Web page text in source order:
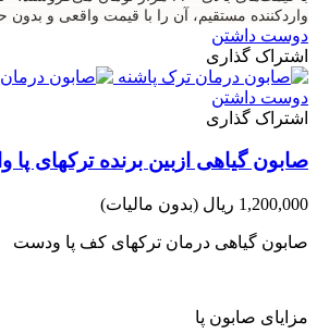
واردکننده مستقیم، آن را با قیمت واقعی و
دوست داشتن
اشتراک گذاری
دوست داشتن
اشتراک گذاری
صابون گیاهی ازبین برنده ترکهای پا
1,200,000 ریال (بدون مالیات)
صابون گیاهی درمان ترکهای کف پا ودست
مزایای صابون پا